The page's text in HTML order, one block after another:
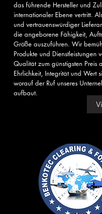
das führende Hersteller und
internationaler Ebene vertritt.
und vertrauenswürdiger
die angeborene Fähigkeit,
Größe auszuführen. Wir
Produkte und Dienstleistungen
Qualität zum günstigsten Preis
Ehrlichkeit, Integrität und Wert
worauf der Ruf unseres
aufbaut.